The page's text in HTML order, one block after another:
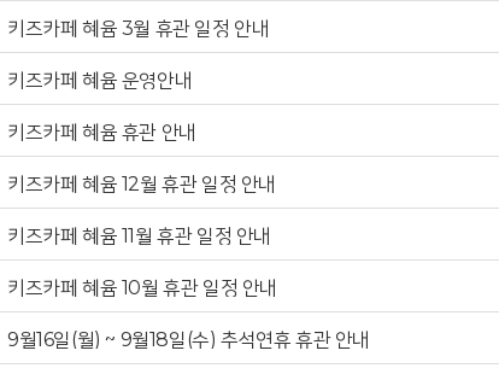
키즈카페 혜윰 3월 휴관 일정 안내
키즈카페 혜윰 운영안내
키즈카페 혜윰 휴관 안내
키즈카페 혜윰 12월 휴관 일정 안내
키즈카페 혜윰 11월 휴관 일정 안내
키즈카페 혜윰 10월 휴관 일정 안내
9월16일(월) ~ 9월18일(수) 추석연휴 휴관 안내